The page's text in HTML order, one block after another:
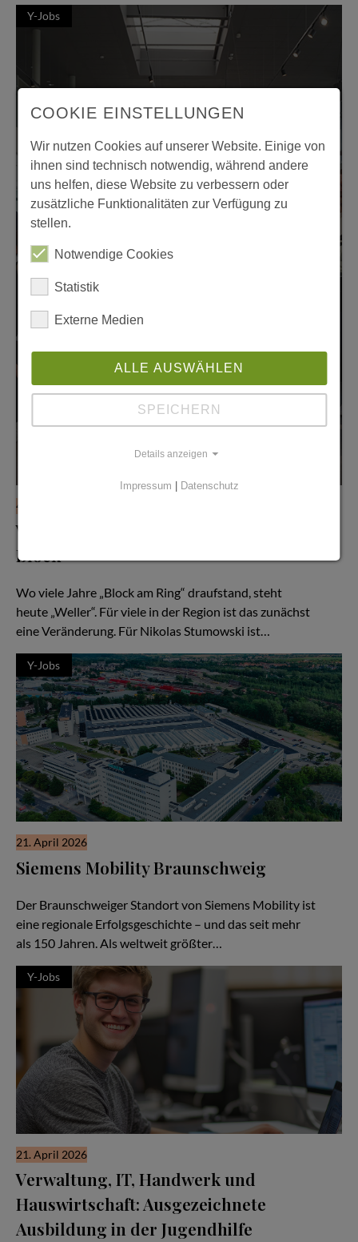
Y-Jobs
4. Mai 2026
Welcome Weller – Goodbye
Block
Wo viele Jahre „Block am Ring“ draufstand, steht
heute „Weller“. Für viele in der Region ist das zunächst
eine Veränderung. Für Nikolas Stumowski ist…
Y-Jobs
21. April 2026
Siemens Mobility Braunschweig
Der Braunschweiger Standort von Siemens Mobility ist
eine regionale Erfolgsgeschichte – und das seit mehr
als 150 Jahren. Als weltweit größter…
Y-Jobs
21. April 2026
Verwaltung, IT, Handwerk und
Hauswirtschaft: Ausgezeichnete
Ausbildung in der Jugendhilfe
COOKIE EINSTELLUNGEN
Wir nutzen Cookies auf unserer Website. Einige von
ihnen sind technisch notwendig, während andere
uns helfen, diese Website zu verbessern oder
zusätzliche Funktionalitäten zur Verfügung zu
stellen.
Notwendige Cookies
Statistik
Externe Medien
ALLE AUSWÄHLEN
SPEICHERN
Details anzeigen
Impressum | Datenschutz